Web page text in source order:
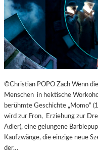
©Christian POPO Zach Wenn
Menschen in hektische
berühmte Geschichte „Momo“
wird zur Fron, Erziehung zur
Adler), eine gelungene
Kaufzwänge, die einzige neue
der…